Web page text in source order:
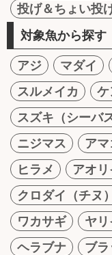
投げ＆ちょい投
対象魚から探す
アジ マダイ
スルメイカ
ケ
スズキ（シーバス
ニジマス
アマ
ヒラメ
アオリ
クロダイ（チヌ）
ワカサギ
ヤリ
ヘラブナ
ブ